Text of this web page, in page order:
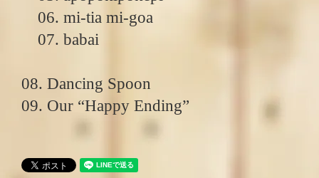
06. mi-tia mi-goa
07. babai
08. Dancing Spoon
09. Our “Happy Ending”